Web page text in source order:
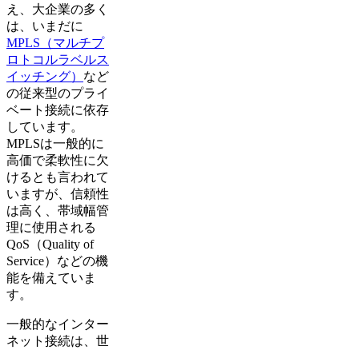
え、大企業の多く
は、いまだに
MPLS（マルチプ
ロトコルラベルス
イッチング） など
の従来型のプライ
ベート接続に依存
しています。
MPLSは一般的に
高価で柔軟性に欠
けるとも言われて
いますが、信頼性
は高く、帯域幅管
理に使用される
QoS（Quality of
Service）などの機
能を備えていま
す。
一般的なインター
ネット接続は、世